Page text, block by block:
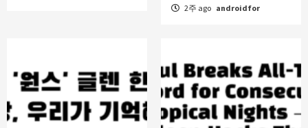
2주 ago androidfor